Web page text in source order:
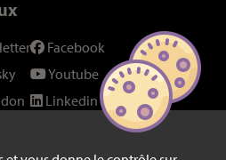
Facebook
Youtube
Linkedin
Fil RSS